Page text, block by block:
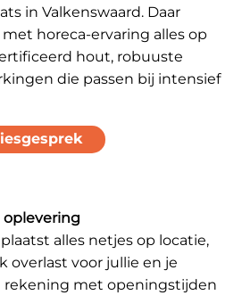
in Valkenswaard. Daar
horeca-ervaring alles op
hout, robuuste
die passen bij intensief
oplevering
alles netjes op locatie,
overlast voor jullie en je
rekening met openingstijden